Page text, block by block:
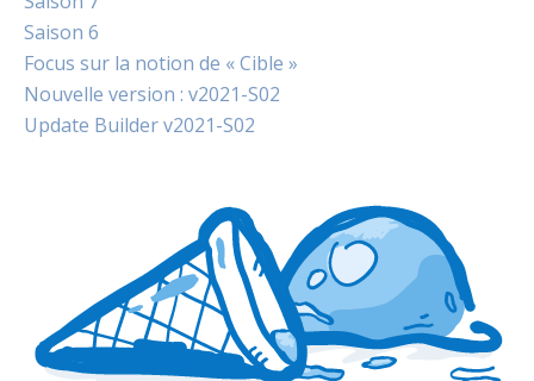
Saison 6
Focus sur la notion de « Cible »
Nouvelle version : v2021-S02
Update Builder v2021-S02